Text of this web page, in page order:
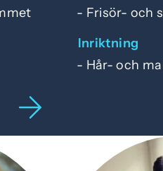
Frisör- och
Inriktning
Hår- och